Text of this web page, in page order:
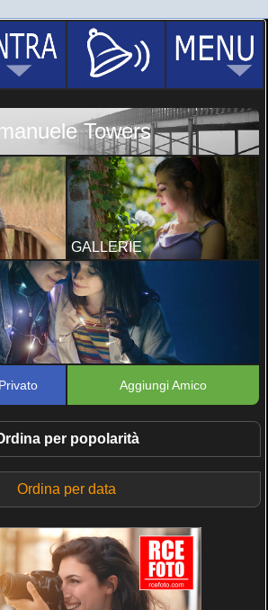
Towers
GALLERIE
Aggiungi Amico
per popolarità
Ordina per data